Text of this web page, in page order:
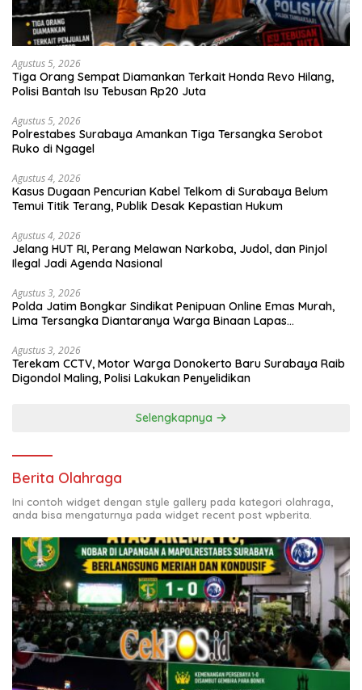
Agustus 5, 2026
Tiga Orang Sempat Diamankan Terkait Honda Revo Hilang,
Polisi Bantah Isu Tebusan Rp20 Juta
Agustus 5, 2026
Polrestabes Surabaya Amankan Tiga Tersangka Serobot
Ruko di Ngagel
Agustus 4, 2026
Kasus Dugaan Pencurian Kabel Telkom di Surabaya Belum
Temui Titik Terang, Publik Desak Kepastian Hukum
Agustus 4, 2026
Jelang HUT RI, Perang Melawan Narkoba, Judol, dan Pinjol
Ilegal Jadi Agenda Nasional
Agustus 3, 2026
Polda Jatim Bongkar Sindikat Penipuan Online Emas Murah,
Lima Tersangka Diantaranya Warga Binaan Lapas
Agustus 3, 2026
Terekam CCTV, Motor Warga Donokerto Baru Surabaya Raib
Digondol Maling, Polisi Lakukan Penyelidikan
Selengkapnya
Berita Olahraga
Ini contoh widget dengan style gallery pada kategori olahraga,
anda bisa mengaturnya pada widget recent post wpberita.